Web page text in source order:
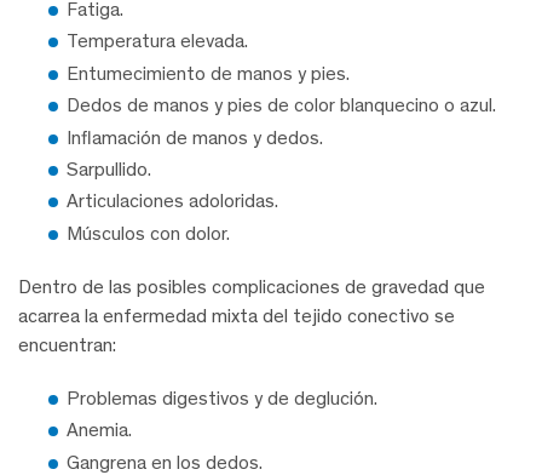
Fatiga.
Temperatura elevada.
Entumecimiento de manos y pies.
Dedos de manos y pies de color blanquecino o azul.
Inflamación de manos y dedos.
Sarpullido.
Articulaciones adoloridas.
Músculos con dolor.
Dentro de las posibles complicaciones de gravedad que
acarrea la enfermedad mixta del tejido conectivo se
encuentran:
Problemas digestivos y de deglución.
Anemia.
Gangrena en los dedos.